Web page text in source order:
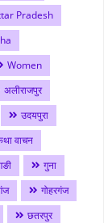
Pradesh
Women
अलीराजपुर
उदयपुरा
वाचन
गुना
गोहरगंज
छतरपुर